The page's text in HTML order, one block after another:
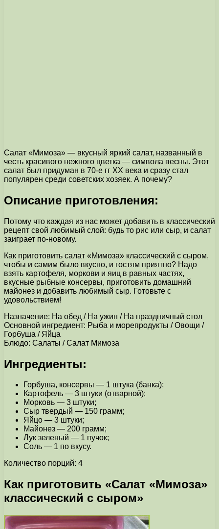
Салат «Мимоза» — вкусный яркий салат, названный в
честь красивого нежного цветка — символа весны. Этот
салат был придуман в 70-е гг ХХ века и сразу стал
популярен среди советских хозяек. А почему?
Описание приготовления:
Потому что каждая из нас может добавить в классический
рецепт свой любимый слой: будь то рис или сыр, и салат
заиграет по-новому.
Как приготовить салат «Мимоза» классический с сыром,
чтобы и самим было вкусно, и гостям приятно? Надо
взять картофеля, моркови и яиц в равных частях,
вкусные рыбные консервы, приготовить домашний
майонез и добавить любимый сыр. Готовьте с
удовольствием!
Назначение: На обед / На ужин / На праздничный стол
Основной ингредиент: Рыба и морепродукты / Овощи /
Горбуша / Яйца
Блюдо: Салаты / Салат Мимоза
Ингредиенты:
Горбуша, консервы — 1 штука (банка);
Картофель — 3 штуки (отварной);
Морковь — 3 штуки;
Сыр твердый — 150 грамм;
Яйцо — 3 штуки;
Майонез — 200 грамм;
Лук зеленый — 1 пучок;
Соль — 1 по вкусу.
Количество порций: 4
Как приготовить «Салат «Мимоза»
классический с сыром»